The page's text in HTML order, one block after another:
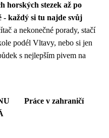
horských stezek až po
každý si tu najde svůj
a nekonečné porady, stačí
podél Vltavy, nebo si jen
s nejlepším pivem na
Práce v zahraničí